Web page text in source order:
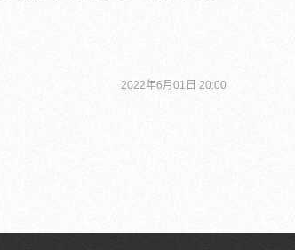
2022年6月01日 20:00